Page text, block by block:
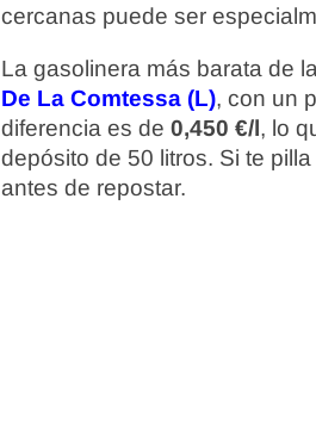
cercanas puede ser
La gasolinera más barata de
De La Comtessa (L), con un
diferencia es de 0,450 €/l, lo
depósito de 50 litros. Si te
antes de repostar.